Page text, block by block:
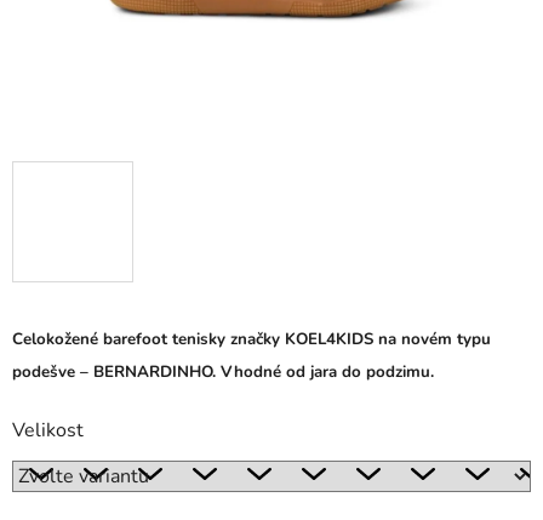
Celokožené barefoot tenisky značky KOEL4KIDS na novém typu
podešve – BERNARDINHO. Vhodné od jara do podzimu.
Velikost